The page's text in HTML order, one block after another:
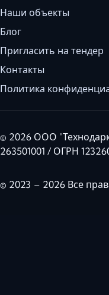
Наши объекты
Блог
Пригласить на тендер
Контакты
Политика
© 2026 ООО
263501001 / ОГРН
© 2023 – 2026 Все